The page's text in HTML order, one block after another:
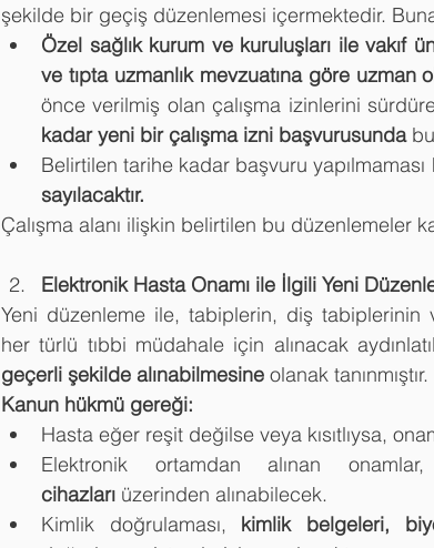
şekilde bir geçiş düzenlemesi içermektedir.
Özel sağlık kurum ve kuruluşları ile vakıf
ve tıpta uzmanlık mevzuatına göre uzman
önce verilmiş olan çalışma izinlerini
kadar yeni bir çalışma izni başvurusunda
Belirtilen tarihe kadar başvuru yapılmaması
sayılacaktır.
Çalışma alanı ilişkin belirtilen bu düzenlemeler
Elektronik Hasta Onamı ile İlgili Yeni
Yeni düzenleme ile, tabiplerin, diş tabiplerinin
her türlü tıbbi müdahale için alınacak
geçerli şekilde alınabilmesine olanak tanınmıştır.
Kanun hükmü gereği:
Hasta eğer reşit değilse veya kısıtlıysa,
Elektronik ortamdan alınan
cihazları üzerinden alınabilecek.
Kimlik doğrulaması, kimlik belgeleri,